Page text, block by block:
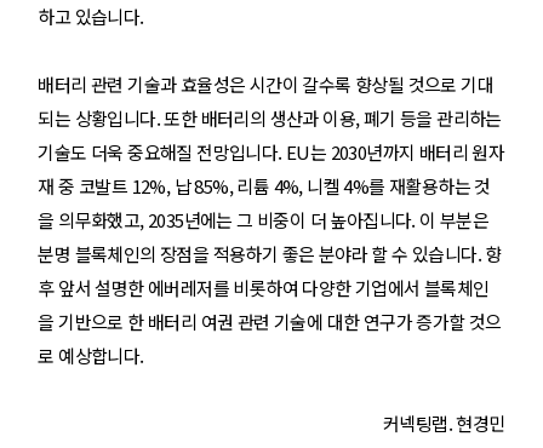
하고 있습니다.
배터리 관련 기술과 효율성은 시간이 갈수록 향상될 것으로 기대
되는 상황입니다. 또한 배터리의 생산과 이용, 폐기 등을 관리하는
기술도 더욱 중요해질 전망입니다. EU는 2030년까지 배터리 원자
재 중 코발트 12%, 납 85%, 리튬 4%, 니켈 4%를 재활용하는 것
을 의무화했고, 2035년에는 그 비중이 더 높아집니다. 이 부분은
분명 블록체인의 장점을 적용하기 좋은 분야라 할 수 있습니다. 향
후 앞서 설명한 에버레저를 비롯하여 다양한 기업에서 블록체인
을 기반으로 한 배터리 여권 관련 기술에 대한 연구가 증가할 것으
로 예상합니다.
커넥팅랩. 현경민